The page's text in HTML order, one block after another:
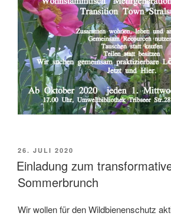
VERÖFFENTLICHT
AM
26. JULI 2020
Einladung zum
Sommerbrunch
Wir wollen für den Wildbienenschutz